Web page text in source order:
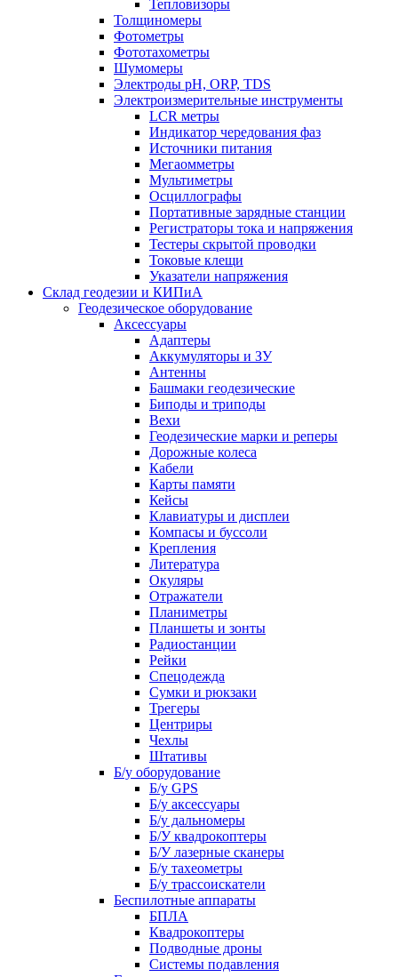
Тепловизоры
Толщиномеры
Фотометры
Фототахометры
Шумомеры
Электроды pH, ORP, TDS
Электроизмерительные инструменты
LCR метры
Индикатор чередования фаз
Источники питания
Мегаомметры
Мультиметры
Осциллографы
Портативные зарядные станции
Регистраторы тока и напряжения
Тестеры скрытой проводки
Токовые клещи
Указатели напряжения
Склад геодезии и КИПиА
Геодезическое оборудование
Аксессуары
Адаптеры
Аккумуляторы и ЗУ
Антенны
Башмаки геодезические
Биподы и триподы
Вехи
Геодезические марки и реперы
Дорожные колеса
Кабели
Карты памяти
Кейсы
Клавиатуры и дисплеи
Компасы и буссоли
Крепления
Литература
Окуляры
Отражатели
Планиметры
Планшеты и зонты
Радиостанции
Рейки
Спецодежда
Сумки и рюкзаки
Трегеры
Центриры
Чехлы
Штативы
Б/у оборудование
Б/у GPS
Б/у аксессуары
Б/у дальномеры
Б/У квадрокоптеры
Б/У лазерные сканеры
Б/у тахеометры
Б/у трассоискатели
Беспилотные аппараты
БПЛА
Квадрокоптеры
Подводные дроны
Системы подавления